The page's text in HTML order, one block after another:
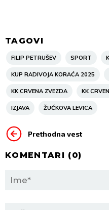
TAGOVI
FILIP PETRUŠEV SPORT
KUP RADIVOJA KORAĆA 2025
KK CRVENA ZVEZDA KK
IZJAVA ŽUĆKOVA LEVICA
Prethodna vest
KOMENTARI (0)